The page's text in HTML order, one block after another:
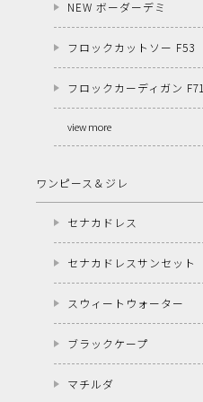
NEW ボーダーデミ
フロックカットソー F53
フロックカーディガン F71
view more
ワンピース＆ジレ
セナカドレス
セナカドレスサンセット
スウィートウォーター
ブラックケープ
マチルダ